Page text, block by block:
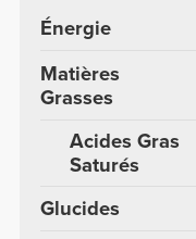
Énergie
Matières
Grasses
Acides Gras
Saturés
Glucides